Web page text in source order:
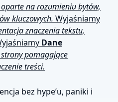
oparte na rozumieniu bytów,
kluczowych. Wyjaśniamy
znaczenia tekstu,
Dane
pomagające
treści.
bez hype’u, paniki i